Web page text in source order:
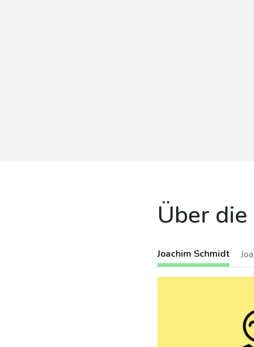
Über
Joachim Schmidt